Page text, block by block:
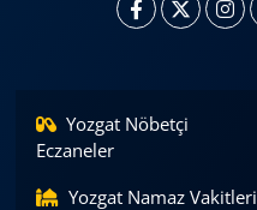
Yozgat Nöbetçi
Eczaneler
Yozgat Namaz Vakitleri